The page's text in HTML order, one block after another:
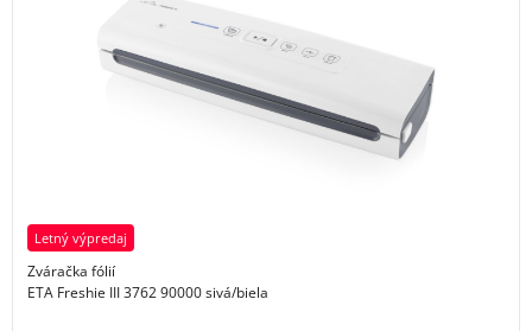
Letný výpredaj
Zváračka fólií
ETA Freshie III 3762 90000 sivá/biela